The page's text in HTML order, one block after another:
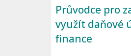
Průvodce pro
využít daňové
finance